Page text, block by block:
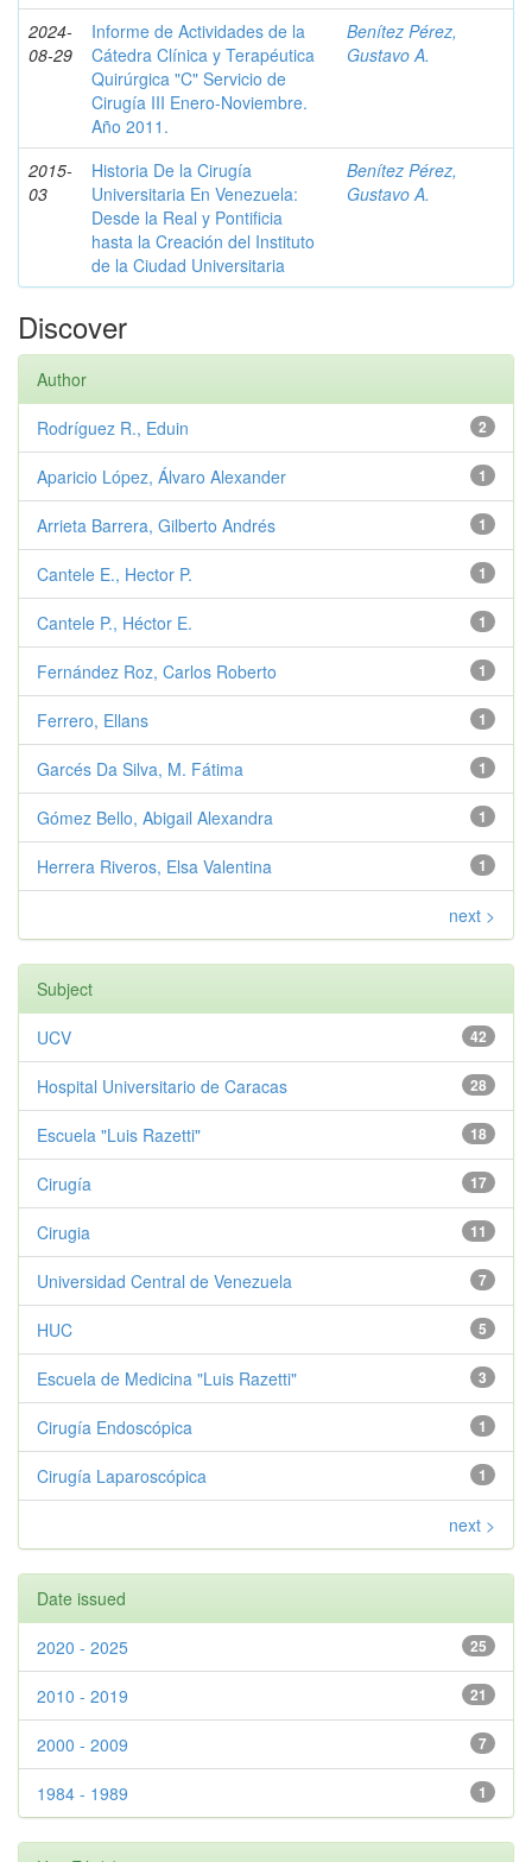
2024-
08-29
Informe de Actividades de la
Cátedra Clínica y Terapéutica
Quirúrgica "C" Servicio de
Cirugía III Enero-Noviembre.
Año 2011.
Benítez Pérez,
Gustavo A.
2015-
03
Historia De la Cirugía
Universitaria En Venezuela:
Desde la Real y Pontificia
hasta la Creación del Instituto
de la Ciudad Universitaria
Benítez Pérez,
Gustavo A.
Discover
Author
2
Rodríguez R., Eduin
1
Aparicio López, Álvaro Alexander
1
Arrieta Barrera, Gilberto Andrés
1
Cantele E., Hector P.
1
Cantele P., Héctor E.
1
Fernández Roz, Carlos Roberto
1
Ferrero, Ellans
1
Garcés Da Silva, M. Fátima
1
Gómez Bello, Abigail Alexandra
1
Herrera Riveros, Elsa Valentina
next >
Subject
42
UCV
28
Hospital Universitario de Caracas
18
Escuela "Luis Razetti"
17
Cirugía
11
Cirugia
7
Universidad Central de Venezuela
5
HUC
3
Escuela de Medicina "Luis Razetti"
1
Cirugía Endoscópica
1
Cirugía Laparoscópica
next >
Date issued
25
2020 - 2025
21
2010 - 2019
7
2000 - 2009
1
1984 - 1989